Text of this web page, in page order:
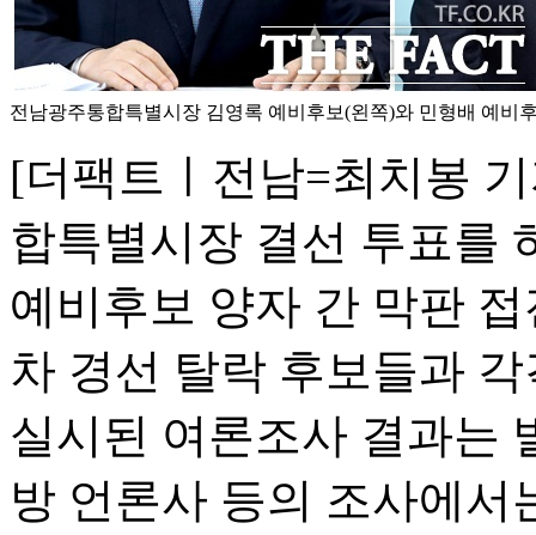
전남광주통합특별시장 김영록 예비후보(왼쪽)와 민형배 예비
[더팩트ㅣ전남=최치봉
합특별시장 결선 투표를
예비후보 양자 간 막판
차 경선 탈락 후보들과
실시된 여론조사 결과는
방 언론사 등의 조사에서